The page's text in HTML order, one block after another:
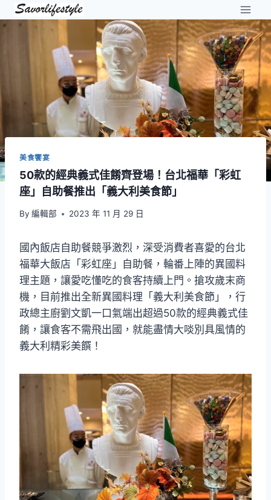
Skip
to
美食饗宴
50款的經典義式佳餚齊登場！台北福華「彩虹
座」自助餐推出「義大利美食節」
By 編輯部 2023 年 11 月 29 日
國內飯店自助餐競爭激烈，深受消費者喜愛的台北
福華大飯店「彩虹座」自助餐，輪番上陣的異國料
理主題，讓愛吃懂吃的食客持續上門。搶攻歲末商
機，目前推出全新異國料理「義大利美食節」，行
政總主廚劉文凱一口氣端出超過50款的經典義式佳
餚，讓食客不需飛出國，就能盡情大啖別具風情的
義大利精彩美饌！